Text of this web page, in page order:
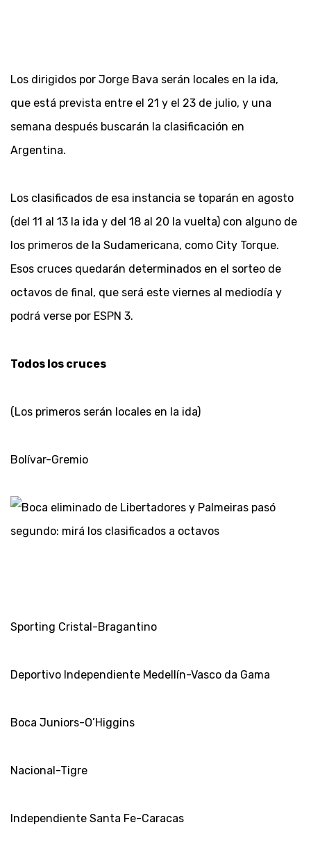
Los dirigidos por Jorge Bava serán locales en la ida,
que está prevista entre el 21 y el 23 de julio, y una
semana después buscarán la clasificación en
Argentina.
Los clasificados de esa instancia se toparán en agosto
(del 11 al 13 la ida y del 18 al 20 la vuelta) con alguno de
los primeros de la Sudamericana, como City Torque.
Esos cruces quedarán determinados en el sorteo de
octavos de final, que será este viernes al mediodía y
podrá verse por ESPN 3.
Todos los cruces
(Los primeros serán locales en la ida)
Bolívar-Gremio
Sporting Cristal-Bragantino
Deportivo Independiente Medellín-Vasco da Gama
Boca Juniors-O’Higgins
Nacional-Tigre
Independiente Santa Fe-Caracas